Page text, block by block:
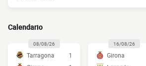
Calendario
08/08/26
Tarragona
1
16/08/26
Girona